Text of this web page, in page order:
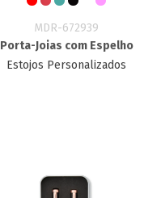
MDR-672939
Porta-Joias com Espelho
Estojos Personalizados